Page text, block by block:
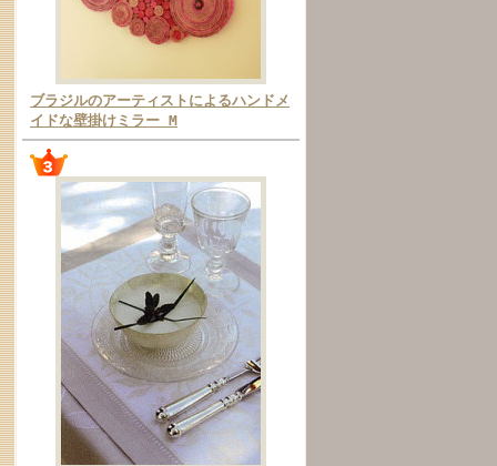
ブラジルのアーティストによるハンドメ
イドな壁掛けミラー M